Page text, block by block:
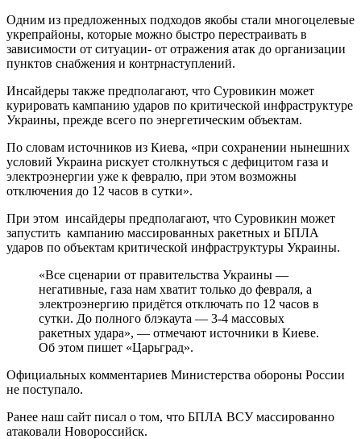
Одним из предложенных подходов якобы стали многоцелевые
укрепрайоны, которые можно быстро перестраивать в
зависимости от ситуации- от отражения атак до организации
пунктов снабжения и контрнаступлений.
Инсайдеры также предполагают, что Суровикин может
курировать кампанию ударов по критической инфраструктуре
Украины, прежде всего по энергетическим объектам.
По словам источников из Киева, «при сохранении нынешних
условий Украина рискует столкнуться с дефицитом газа и
электроэнергии уже к февралю, при этом возможны
отключения до 12 часов в сутки».
При этом инсайдеры предполагают, что Суровикин может
запустить кампанию массированных ракетных и БПЛА
ударов по объектам критической инфраструктуры Украины.
«Все сценарии от правительства Украины —
негативные, газа нам хватит только до февраля, а
электроэнергию придётся отключать по 12 часов в
сутки. До полного блэкаута — 3-4 массовых
ракетных удара», — отмечают источники в Киеве.
Об этом пишет «Царьград».
Официальных комментариев Министерства обороны России
не поступало.
Ранее наш сайт писал о том, что БПЛА ВСУ массированно
атаковали Новороссийск.